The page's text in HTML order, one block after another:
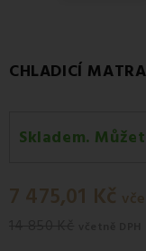
CHLADICÍ
Skladem.
7 475,01 Kč